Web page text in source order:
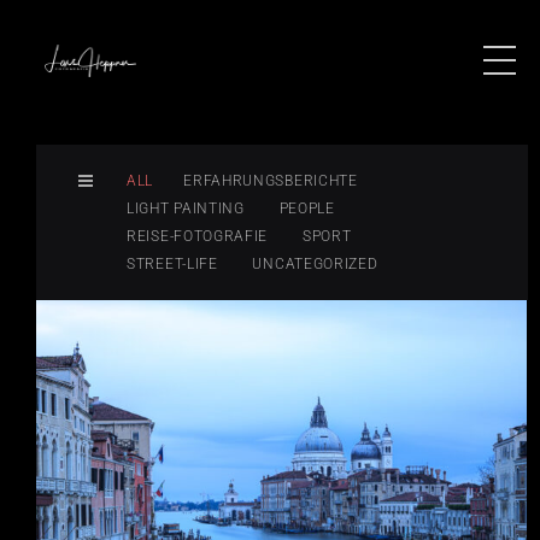
ALL
ERFAHRUNGSBERICHTE
LIGHT PAINTING
PEOPLE
REISE-FOTOGRAFIE
SPORT
STREET-LIFE
UNCATEGORIZED